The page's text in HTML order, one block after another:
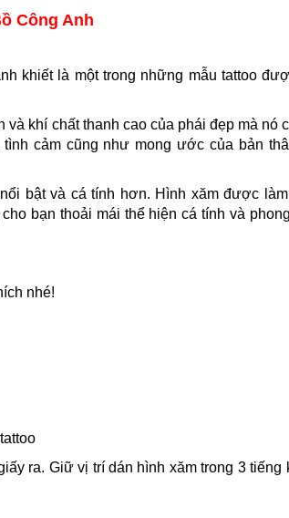
Công Anh
khiết là một trong những mẫu tattoo
khí chất thanh cao của phái đẹp mà nó
cảm cũng như mong ước của bản
bật và cá tính hơn. Hình xăm được
bạn thoải mái thể hiện cá tính và
nhé!
ra. Giữ vị trí dán hình xăm trong 3 tiếng